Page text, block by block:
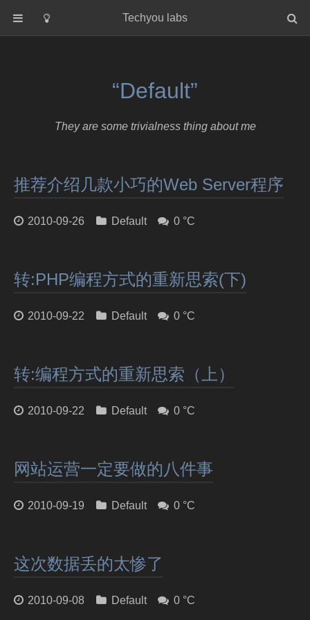
Techyou labs
Networking
Programming
“Default”
They are some trivialness thing about me
推荐介绍几款小巧的Web Server程序
2010-09-26 Default 0 °C
转:PHP编程方式的重新思索(下)
2010-09-22 Default 0 °C
转:编程方式的重新思索（上）
2010-09-22 Default 0 °C
网站运营一定要做的八件事
2010-09-19 Default 0 °C
这次数据丢的太惨了
2010-09-08 Default 0 °C